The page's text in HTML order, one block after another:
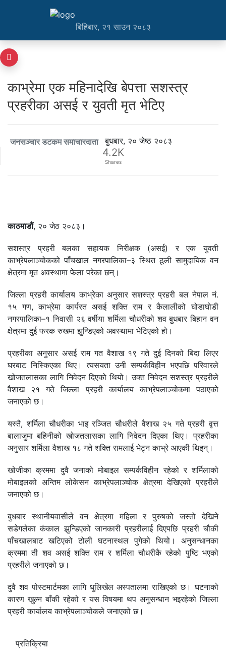
बिहिबार, २१ साउन २०८३
काभ्रेमा एक महिनादेखि बेपत्ता सशस्त्र
प्रहरीका असई र युवती मृत भेटिए
जनसञ्चार डटकम समाचारदाता बुधबार, २० जेष्ठ २०८३
4.2K
Shares
काठमाडौं, २० जेठ २०८३।
सशस्त्र प्रहरी बलका सहायक निरीक्षक (असई) र एक युवती
काभ्रेपलाञ्चोकको पाँचखाल नगरपालिका–३ स्थित ठूली सामुदायिक वन
क्षेत्रमा मृत अवस्थामा फेला परेका छन्।
जिल्ला प्रहरी कार्यालय काभ्रेका अनुसार सशस्त्र प्रहरी बल नेपाल नं.
१५ गण, काभ्रेमा कार्यरत असई शक्ति राम र कैलालीको घोडाघोडी
नगरपालिका–१ निवासी २६ वर्षीया शर्मिला चौधरीको शव बुधबार बिहान वन
क्षेत्रमा दुई फरक रुखमा झुन्डिएको अवस्थामा भेटिएको हो।
प्रहरीका अनुसार असई राम गत वैशाख १९ गते दुई दिनको बिदा लिएर
घरबाट निस्किएका थिए। त्यसयता उनी सम्पर्कविहीन भएपछि परिवारले
खोजतलासका लागि निवेदन दिएको थियो। उक्त निवेदन सशस्त्र प्रहरीले
वैशाख २१ गते जिल्ला प्रहरी कार्यालय काभ्रेपलाञ्चोकमा पठाएको
जनाएको छ।
यस्तै, शर्मिला चौधरीका भाइ रञ्जित चौधरीले वैशाख २५ गते प्रहरी वृत्त
बालाजुमा बहिनीको खोजतलासका लागि निवेदन दिएका थिए। प्रहरीका
अनुसार शर्मिला वैशाख १८ गते शक्ति रामलाई भेट्न काभ्रे आएकी थिइन्।
खोजीका क्रममा दुवै जनाको मोबाइल सम्पर्कविहीन रहेको र शर्मिलाको
मोबाइलको अन्तिम लोकेसन काभ्रेपलाञ्चोक क्षेत्रमा देखिएको प्रहरीले
जनाएको छ।
बुधबार स्थानीयवासीले वन क्षेत्रमा महिला र पुरुषको जस्तो देखिने
सडेगलेका कंकाल झुन्डिएको जानकारी प्रहरीलाई दिएपछि प्रहरी चौकी
पाँचखालबाट खटिएको टोली घटनास्थल पुगेको थियो। अनुसन्धानका
क्रममा ती शव असई शक्ति राम र शर्मिला चौधरीकै रहेको पुष्टि भएको
प्रहरीले जनाएको छ।
दुवै शव पोस्टमार्टमका लागि धुलिखेल अस्पतालमा राखिएको छ। घटनाको
कारण खुल्न बाँकी रहेको र यस विषयमा थप अनुसन्धान भइरहेको जिल्ला
प्रहरी कार्यालय काभ्रेपलाञ्चोकले जनाएको छ।
प्रतिक्रिया